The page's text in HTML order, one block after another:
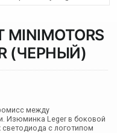
(ЧЕРНЫЙ)
между
Изюминка Leger в боковой
с логотипом